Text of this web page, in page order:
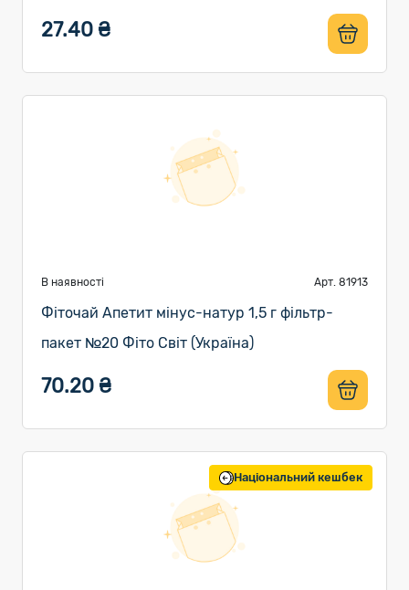
27.40 ₴
В наявності Арт. 81913
Фіточай Апетит мінус-натур 1,5 г фільтр-
пакет №20 Фіто Світ (Україна)
70.20 ₴
Національний кешбек